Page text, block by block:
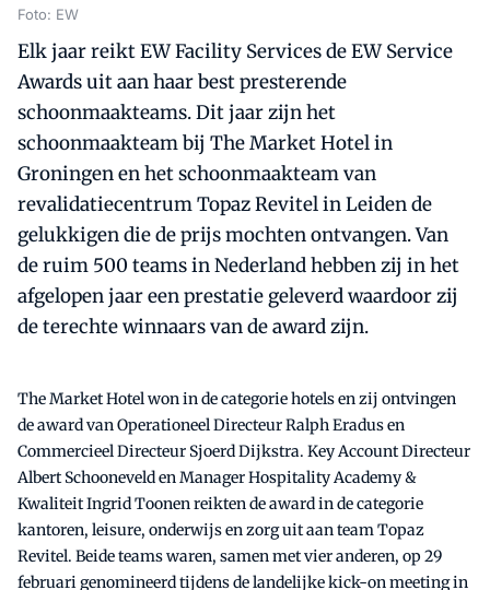
Foto: EW
Elk jaar reikt EW Facility Services de EW Service
Awards uit aan haar best presterende
schoonmaakteams. Dit jaar zijn het
schoonmaakteam bij The Market Hotel in
Groningen en het schoonmaakteam van
revalidatiecentrum Topaz Revitel in Leiden de
gelukkigen die de prijs mochten ontvangen. Van
de ruim 500 teams in Nederland hebben zij in het
afgelopen jaar een prestatie geleverd waardoor zij
de terechte winnaars van de award zijn.
The Market Hotel won in de categorie hotels en zij ontvingen
de award van Operationeel Directeur Ralph Eradus en
Commercieel Directeur Sjoerd Dijkstra. Key Account Directeur
Albert Schooneveld en Manager Hospitality Academy &
Kwaliteit Ingrid Toonen reikten de award in de categorie
kantoren, leisure, onderwijs en zorg uit aan team Topaz
Revitel. Beide teams waren, samen met vier anderen, op 29
februari genomineerd tijdens de landelijke kick-on meeting in